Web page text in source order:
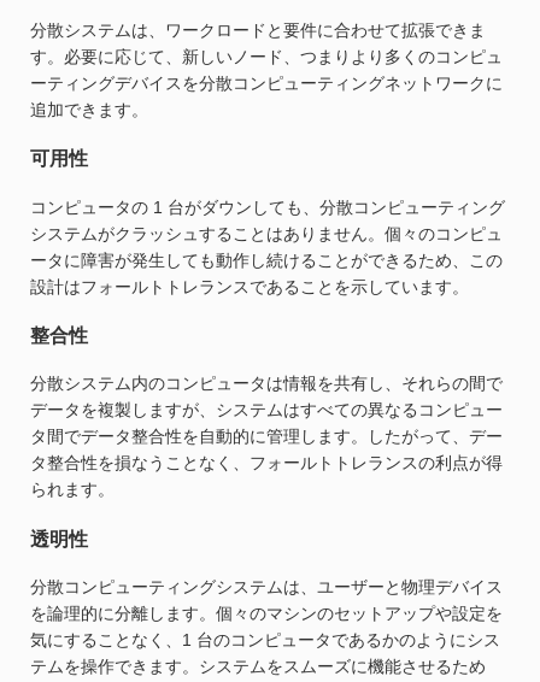
分散システムは、ワークロードと要件に合わせて拡張できま
す。必要に応じて、新しいノード、つまりより多くのコンピュ
ーティングデバイスを分散コンピューティングネットワークに
追加できます。
可用性
コンピュータの 1 台がダウンしても、分散コンピューティング
システムがクラッシュすることはありません。個々のコンピュ
ータに障害が発生しても動作し続けることができるため、この
設計はフォールトトレランスであることを示しています。
整合性
分散システム内のコンピュータは情報を共有し、それらの間で
データを複製しますが、システムはすべての異なるコンピュー
タ間でデータ整合性を自動的に管理します。したがって、デー
タ整合性を損なうことなく、フォールトトレランスの利点が得
られます。
透明性
分散コンピューティングシステムは、ユーザーと物理デバイス
を論理的に分離します。個々のマシンのセットアップや設定を
気にすることなく、1 台のコンピュータであるかのようにシス
テムを操作できます。システムをスムーズに機能させるため